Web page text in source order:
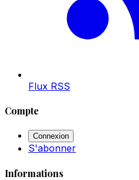
Flux RSS
Compte
Connexion
S'abonner
Informations